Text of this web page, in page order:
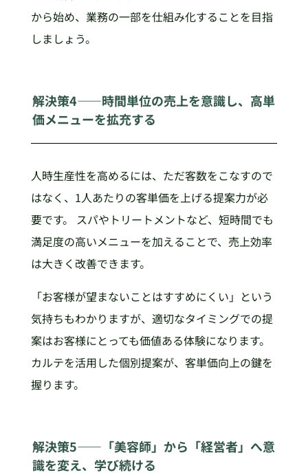
から始め、業務の一部を仕組み化することを目指
しましょう。
解決策4——時間単位の売上を意識し、高単
価メニューを拡充する
人時生産性を高めるには、ただ客数をこなすので
はなく、1人あたりの客単価を上げる提案力が必
要です。 スパやトリートメントなど、短時間でも
満足度の高いメニューを加えることで、売上効率
は大きく改善できます。
「お客様が望まないことはすすめにくい」という
気持ちもわかりますが、適切なタイミングでの提
案はお客様にとっても価値ある体験になります。
カルテを活用した個別提案が、客単価向上の鍵を
握ります。
解決策5——「美容師」から「経営者」へ意
識を変え、学び続ける